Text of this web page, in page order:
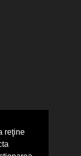
reţine